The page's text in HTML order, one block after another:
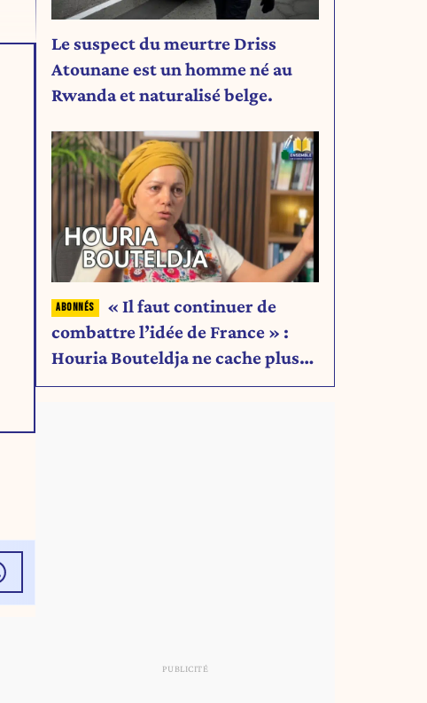
Le suspect du meurtre Driss
Atounane est un homme né au
Rwanda et naturalisé belge.
« Il faut continuer de
combattre l’idée de France » :
Houria Bouteldja ne cache plus
rien de son projet